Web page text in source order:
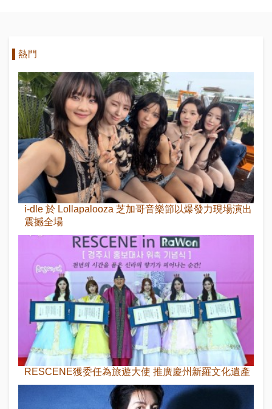
熱門
i-dle 於 Lollapalooza 芝加哥音樂節以爆發力現場演出
震撼全場
RESCENE獲委任為旅遊大使 推廣慶州新羅文化遺產